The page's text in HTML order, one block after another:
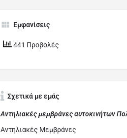
Εμφανίσεις
441 Προβολές
Σχετικά με εμάς
Αντηλιακές μεμβράνες αυτοκινήτων
Αντηλιακές Μεμβράνες